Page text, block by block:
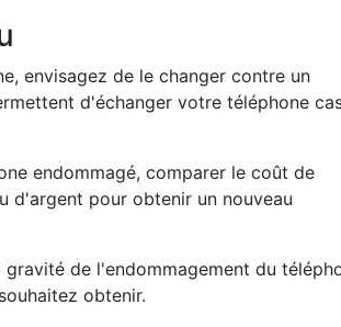
envisagez de le changer contre un
d'échanger votre téléphone
endommagé, comparer le coût de
d'argent pour obtenir un nouveau
de l'endommagement du
obtenir.